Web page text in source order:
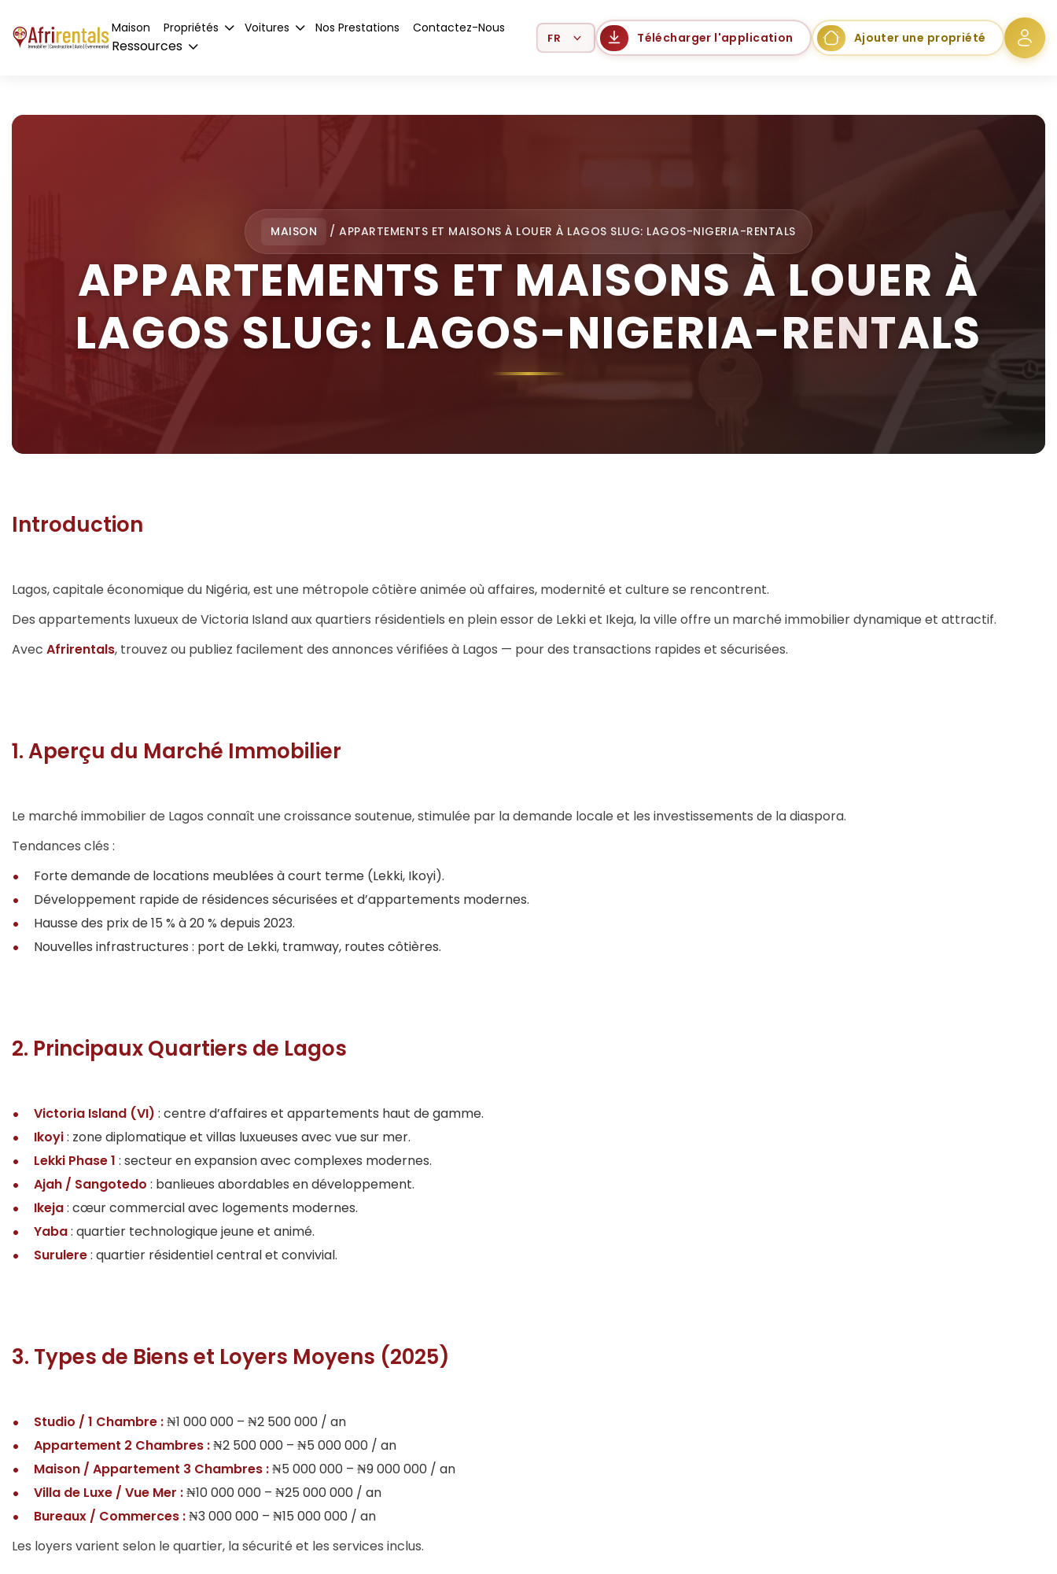
Maison Propriétés Voitures Nos Prestations Contactez-Nous
Ressources
Select Language Télécharger l'application Ajouter une propriété
MAISON /APPARTEMENTS ET MAISONS À LOUER À LAGOS SLUG: LAGOS-NIGERIA-RENTALS
APPARTEMENTS ET MAISONS À LOUER À
LAGOS SLUG: LAGOS-NIGERIA-RENTALS
Introduction
Lagos, capitale économique du Nigéria, est une métropole côtière animée où affaires, modernité et culture se rencontrent.
Des appartements luxueux de Victoria Island aux quartiers résidentiels en plein essor de Lekki et Ikeja, la ville offre un marché immobilier dynamique et attractif.
Avec Afrirentals, trouvez ou publiez facilement des annonces vérifiées à Lagos — pour des transactions rapides et sécurisées.
1. Aperçu du Marché Immobilier
Le marché immobilier de Lagos connaît une croissance soutenue, stimulée par la demande locale et les investissements de la diaspora.
Tendances clés :
Forte demande de locations meublées à court terme (Lekki, Ikoyi).
Développement rapide de résidences sécurisées et d’appartements modernes.
Hausse des prix de 15 % à 20 % depuis 2023.
Nouvelles infrastructures : port de Lekki, tramway, routes côtières.
2. Principaux Quartiers de Lagos
Victoria Island (VI) : centre d’affaires et appartements haut de gamme.
Ikoyi: zone diplomatique et villas luxueuses avec vue sur mer.
Lekki Phase 1 : secteur en expansion avec complexes modernes.
Ajah / Sangotedo : banlieues abordables en développement.
Ikeja: cœur commercial avec logements modernes.
Yaba: quartier technologique jeune et animé.
Surulere: quartier résidentiel central et convivial.
3. Types de Biens et Loyers Moyens (2025)
Studio / 1 Chambre :₦1 000 000 – ₦2 500 000 / an
Appartement 2 Chambres :₦2 500 000 – ₦5 000 000 / an
Maison / Appartement 3 Chambres :₦5 000 000 – ₦9 000 000 / an
Villa de Luxe / Vue Mer :₦10 000 000 – ₦25 000 000 / an
Bureaux / Commerces :₦3 000 000 – ₦15 000 000 / an
Les loyers varient selon le quartier, la sécurité et les services inclus.